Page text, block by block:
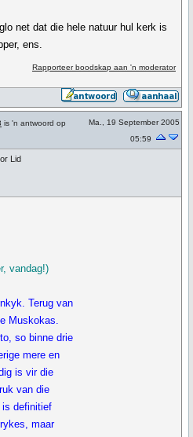
net dat die hele natuur hul kerk is
ens.
Rapporteer boodskap aan 'n moderator
is 'n antwoord op
Ma., 19 September 2005
05:59
Lid
vandag!)
Terug van
Muskokas.
so binne drie
mere en
is vir die
van die
definitief
maar